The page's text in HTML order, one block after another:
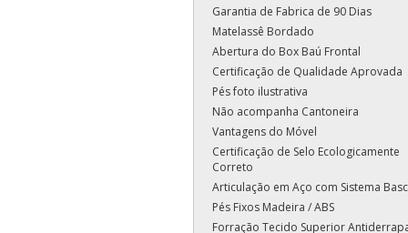
Garantia de Fabrica de 90 Dias
Matelassê Bordado
Abertura do Box Baú Frontal
Certificação de Qualidade Aprovada
Pés foto ilustrativa
Não acompanha Cantoneira
Vantagens do Móvel
Certificação de Selo Ecologicamente
Correto
Articulação em Aço com Sistema
Pés Fixos Madeira / ABS
Forração Tecido Superior